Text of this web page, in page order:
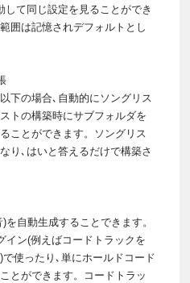
て同じ設定を見ることができ
囲は記憶されデフォルトとし
下の場合､自動的にソングリス
トの構築時にサブフォルダを
ことができます。ソングリス
り､はいと答えるだけで構築さ
自動生成することできます。
イン(例えばコードトラックを
使ったり､単にホールドコード
とができます。コードトラッ